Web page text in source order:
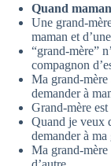
Quand
Une grand-
maman et
“grand-mère”
compagnon
Ma grand-
demander à
Grand-mère
Quand je veux
demander à ma
Ma grand-